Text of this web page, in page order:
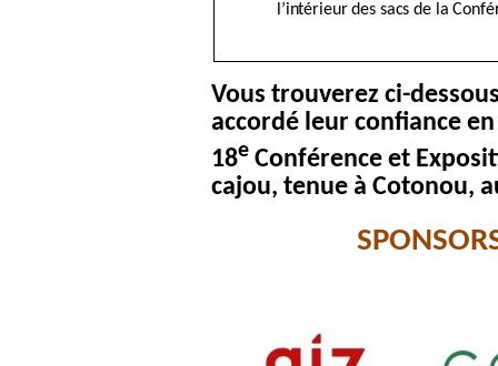
l’intérieur des sacs de la
Vous trouverez ci-
accordé leur confiance en
18e Conférence et
cajou, tenue à Cotonou,